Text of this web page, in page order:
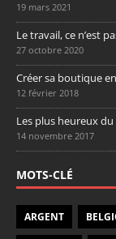
19 mars 2021
Le travail, ce n’est
27 octobre 2020
Créer sa boutique
12 février 2018
Les plus heureux
14 novembre 2017
MOTS-CLÉ
ARGENT